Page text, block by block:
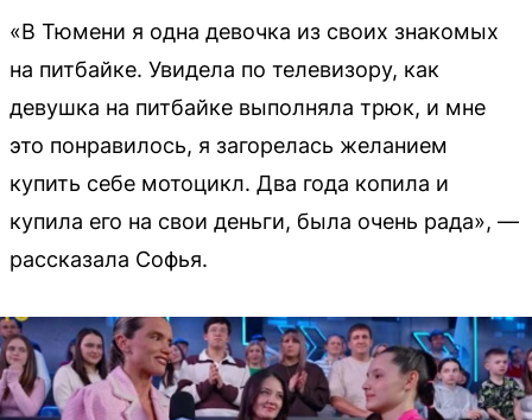
«В Тюмени я одна девочка из своих знакомых
на питбайке. Увидела по телевизору, как
девушка на питбайке выполняла трюк, и мне
это понравилось, я загорелась желанием
купить себе мотоцикл. Два года копила и
купила его на свои деньги, была очень рада», —
рассказала Софья.